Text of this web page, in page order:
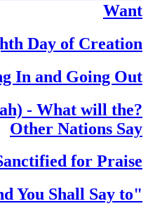
Want
Day of Creation
In and Going Out
- What will the
Other Nations Say
for Praise
You Shall Say to